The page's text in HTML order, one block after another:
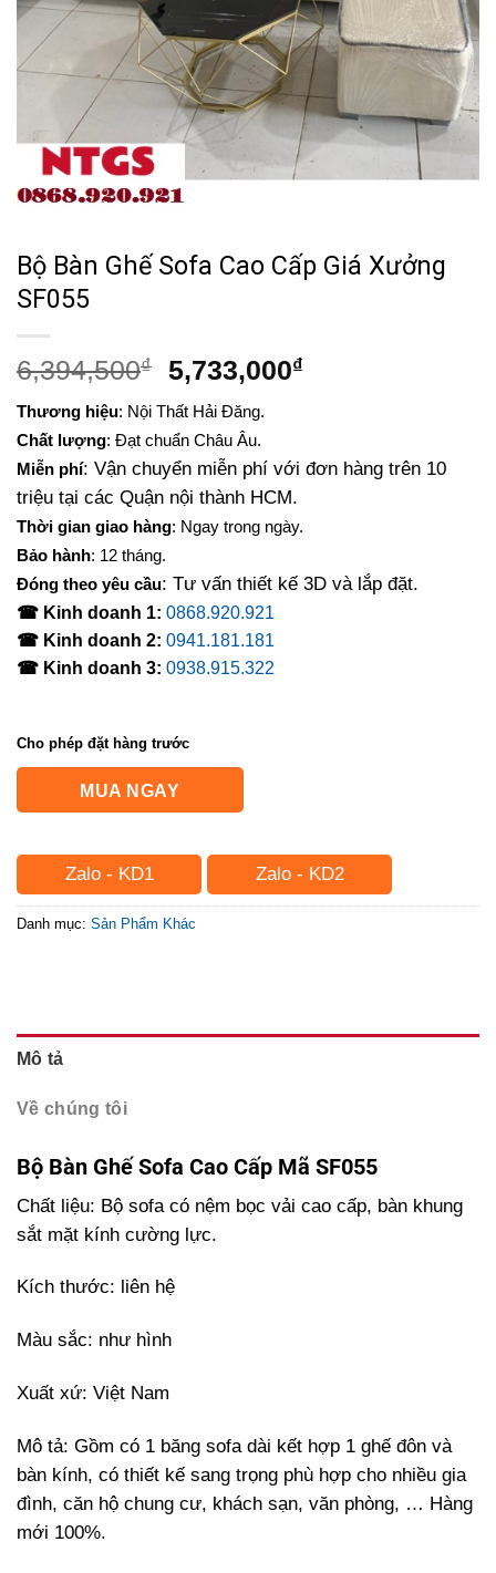
Bộ Bàn Ghế Sofa Cao Cấp Giá Xưởng
SF055
6,394,500₫
Giá
là:
6,394,500₫.
5,733,000₫Giá
5,733,000₫.
Thương hiệu: Nội Thất Hải Đăng.
Chất lượng: Đạt chuẩn Châu Âu.
Miễn phí: Vận chuyển miễn phí với đơn hàng trên 10
triệu tại các Quận nội thành HCM.
Thời gian giao hàng: Ngay trong ngày.
Bảo hành: 12 tháng.
Đóng theo yêu cầu: Tư vấn thiết kế 3D và lắp đặt.
☎ Kinh doanh 1: 0868.920.921
☎ Kinh doanh 2: 0941.181.181
☎ Kinh doanh 3: 0938.915.322
Cho phép đặt hàng trước
MUA NGAY
Zalo - KD1 Zalo - KD2
Danh mục: Sản Phẩm Khác
Mô tả
Về chúng tôi
Bộ Bàn Ghế Sofa Cao Cấp Mã SF055
Chất liệu: Bộ sofa có nệm bọc vải cao cấp, bàn khung
sắt mặt kính cường lực.
Kích thước: liên hệ
Màu sắc: như hình
Xuất xứ: Việt Nam
Mô tả: Gồm có 1 băng sofa dài kết hợp 1 ghế đôn và
bàn kính, có thiết kế sang trọng phù hợp cho nhiều gia
đình, căn hộ chung cư, khách sạn, văn phòng, … Hàng
mới 100%.